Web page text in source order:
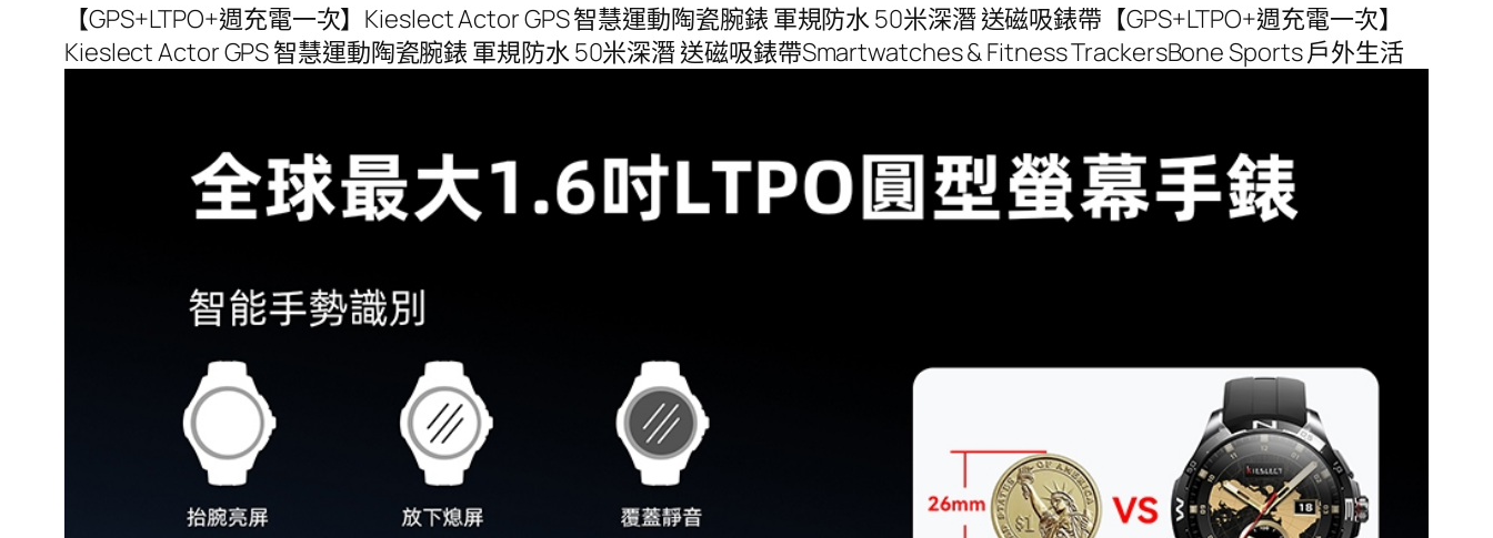
【GPS+LTPO+週充電一次】Kieslect Actor GPS 智慧運動陶瓷腕錶 軍規防水 50米深潛 送磁吸錶帶【GPS+LTPO+週充電一次】
Kieslect Actor GPS 智慧運動陶瓷腕錶 軍規防水 50米深潛 送磁吸錶帶Smartwatches & Fitness TrackersBone Sports 戶外生活